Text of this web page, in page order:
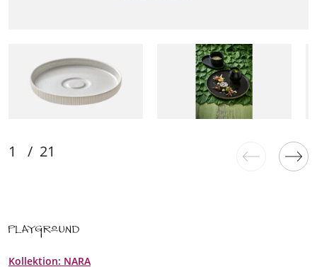
Kollektion: NARA